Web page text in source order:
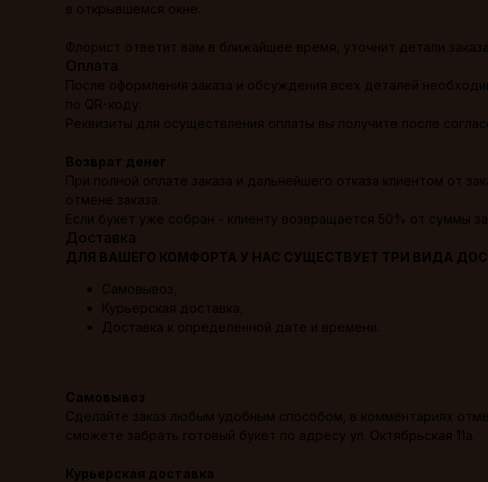
в открывшемся окне.
Флорист ответит вам в ближайшее время, уточнит детали
Оплата
После оформления заказа и обсуждения всех деталей
по QR-коду.
Реквизиты для осуществления оплаты вы получите после
Возврат денег
При полной оплате заказа и дальнейшего отказа клиентом от
отмене заказа.
Если букет уже собран - клиенту возвращается 50% от суммы
Доставка
ДЛЯ ВАШЕГО КОМФОРТА У НАС СУЩЕСТВУЕТ ТРИ ВИДА
Самовывоз,
Курьерская доставка,
Доставка к определённой дате и времени.
Самовывоз
Сделайте заказ любым удобным способом, в комментариях
сможете забрать готовый букет по адресу ул. Октябрьская 11а.
Курьерская доставка